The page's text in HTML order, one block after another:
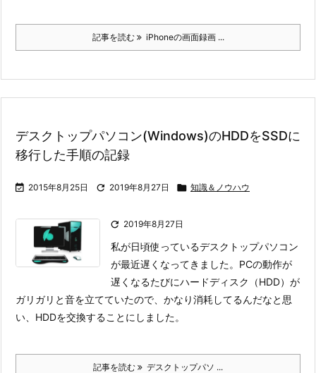
記事を読む iPhoneの画面録画 ...
デスクトップパソコン(Windows)のHDDをSSDに
移行した手順の記録
 2015年8月25日  2019年8月27日  知識＆ノウハウ
 2019年8月27日
私が日頃使っているデスクトップパソコン
が最近遅くなってきました。 PCの動作が
遅くなるたびにハードディスク（HDD）が
ガリガリと音を立てていたので、かなり消耗してるんだなと思
い、HDDを交換することにしました。
記事を読む デスクトップパソ ...